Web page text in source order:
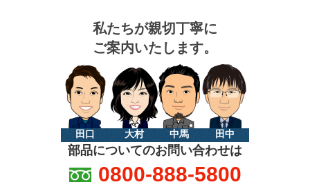
私たちが親切丁寧に
ご案内いたします。
田口 大村 中馬 田中
部品についてのお問い合わせは
0800-888-5800